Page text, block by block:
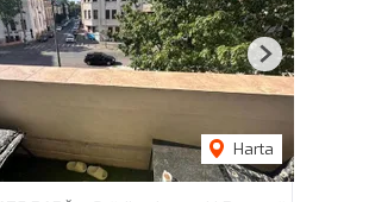
Harta
Next